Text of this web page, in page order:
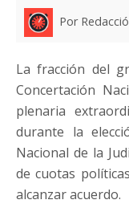
Por
La fracción del
Concertación
plenaria
durante la
Nacional de la
de cuotas
alcanzar acuerdo.